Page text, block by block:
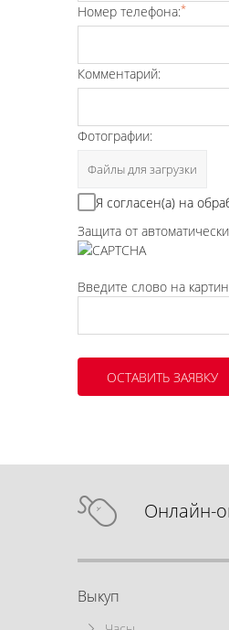
Номер телефона:*
Комментарий:
Фотографии:
Файлы для загрузки
Я согласен(а) на
Защита от
Введите слово на
Онлайн-
Выкуп